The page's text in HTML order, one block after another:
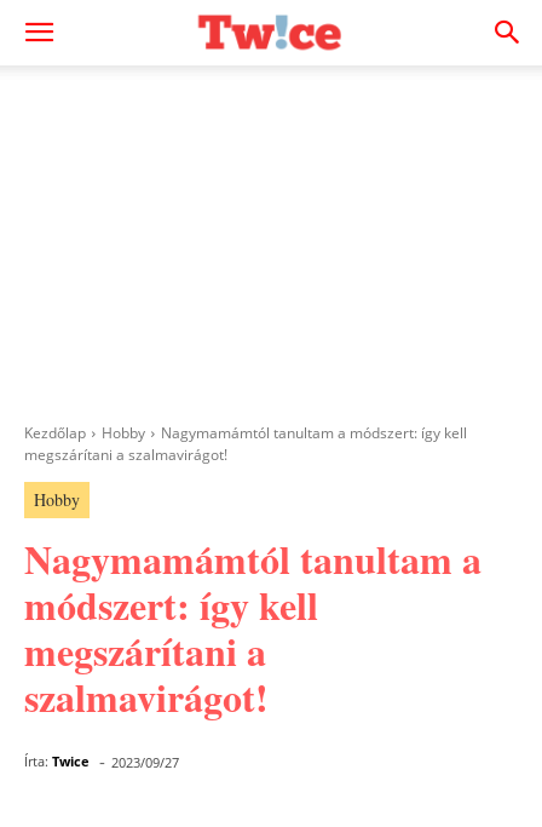
Kezdőlap Hobby
Nagymamámtól tanultam a módszert: így kell
megszárítani a szalmavirágot!
Hobby
Nagymamámtól tanultam a
módszert: így kell
megszárítani a
szalmavirágot!
Írta: Twice - 2023/09/27